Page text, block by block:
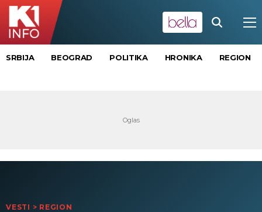
SRBIJA BEOGRAD POLITIKA HRONIKA REGION
VESTI > REGION